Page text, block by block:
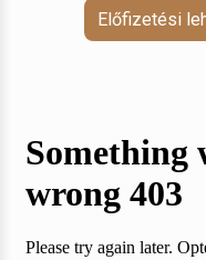
Előfizetési